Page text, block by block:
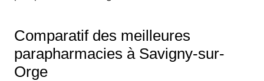
Comparatif des meilleures
parapharmacies à Savigny-sur-
Orge